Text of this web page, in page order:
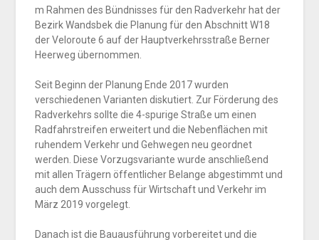
m Rahmen des Bündnisses für den Radverkehr hat der
Bezirk Wandsbek die Planung für den Abschnitt W18
der Veloroute 6 auf der Hauptverkehrsstraße Berner
Heerweg übernommen.
Seit Beginn der Planung Ende 2017 wurden
verschiedenen Varianten diskutiert. Zur Förderung des
Radverkehrs sollte die 4-spurige Straße um einen
Radfahrstreifen erweitert und die Nebenflächen mit
ruhendem Verkehr und Gehwegen neu geordnet
werden. Diese Vorzugsvariante wurde anschließend
mit allen Trägern öffentlicher Belange abgestimmt und
auch dem Ausschuss für Wirtschaft und Verkehr im
März 2019 vorgelegt.
Danach ist die Bauausführung vorbereitet und die